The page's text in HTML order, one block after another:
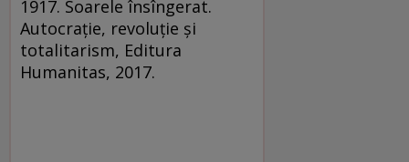
1917. Soarele însîngerat.
Autocrație, revoluție și
totalitarism, Editura
Humanitas, 2017.